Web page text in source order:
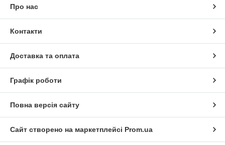
Про нас
Контакти
Доставка та оплата
Графік роботи
Повна версія сайту
Сайт створено на маркетплейсі Prom.ua